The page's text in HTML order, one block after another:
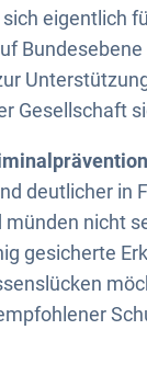
eigentlich
Gesellschaft
deutlicher in
nicht
gesicherte